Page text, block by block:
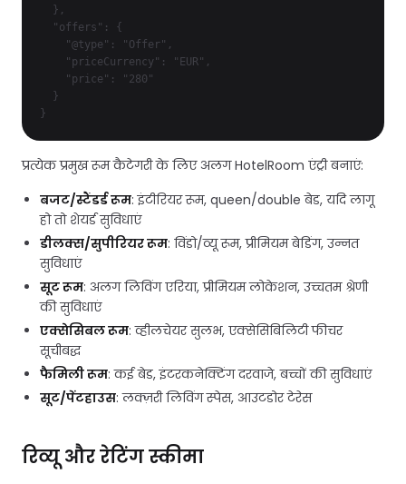
  },
  "offers": {
    "@type": "Offer",
    "priceCurrency": "EUR",
    "price": "280"
  }
}
प्रत्येक प्रमुख रूम कैटेगरी के लिए अलग HotelRoom एंट्री बनाएं:
बजट/स्टैंडर्ड रूम: इंटीरियर रूम, queen/double बेड, यदि लागू
हो तो शेयर्ड सुविधाएं
डीलक्स/सुपीरियर रूम: विंडो/व्यू रूम, प्रीमियम बेडिंग, उन्नत
सुविधाएं
सूट रूम: अलग लिविंग एरिया, प्रीमियम लोकेशन, उच्चतम श्रेणी
की सुविधाएं
एक्सेसिबल रूम: व्हीलचेयर सुलभ, एक्सेसिबिलिटी फीचर
सूचीबद्ध
फैमिली रूम: कई बेड, इंटरकनेक्टिंग दरवाजे, बच्चों की सुविधाएं
सूट/पेंटहाउस: लक्ज़री लिविंग स्पेस, आउटडोर टेरेस
रिव्यू और रेटिंग स्कीमा